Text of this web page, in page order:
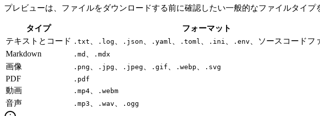
プレビューは、ファイルをダウンロードする前に確認したい一般的なファイルタイプ
タイプ
フォーマット
テキストとコード .txt .log .json .yaml .toml .ini .env
、ソースコードフ
Markdown
.md .mdx
画像 .png .jpg .jpeg .gif .webp .svg
PDF .pdf
動画 .mp4 .webm
音声 .mp3 .wav .ogg